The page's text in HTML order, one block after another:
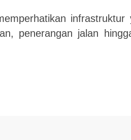
infrastruktur
penerangan jalan